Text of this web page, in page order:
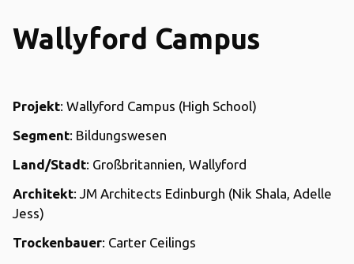
Wallyford Campus
Projekt: Wallyford Campus (High School)
Segment: Bildungswesen
Land/Stadt: Großbritannien, Wallyford
Architekt: JM Architects Edinburgh (Nik Shala, Adelle
Jess)
Trockenbauer: Carter Ceilings